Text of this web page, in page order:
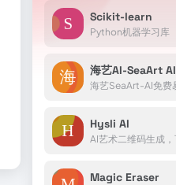
Scikit-learn
Python机器学习库
海艺AI-SeaArt AI
Hysli AI
Magic Eraser